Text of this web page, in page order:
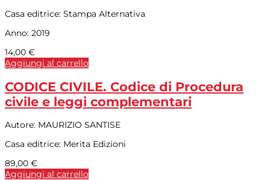
Casa editrice: Stampa Alternativa
Anno: 2019
14,00 €
Aggiungi al carrello
CODICE CIVILE. Codice di Procedura
civile e leggi complementari
Autore: MAURIZIO SANTISE
Casa editrice: Merita Edizioni
89,00 €
Aggiungi al carrello